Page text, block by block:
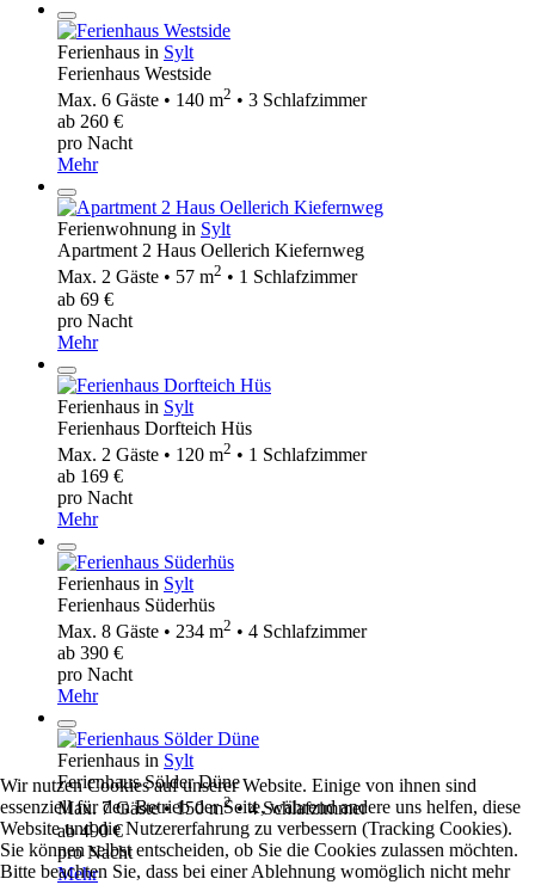
Ferienhaus in Sylt
Ferienhaus Westside
Max. 6 Gäste • 140 m2 • 3 Schlafzimmer
ab 260 €
pro Nacht
Mehr
Ferienwohnung in Sylt
Apartment 2 Haus Oellerich Kiefernweg
Max. 2 Gäste • 57 m2 • 1 Schlafzimmer
ab 69 €
pro Nacht
Mehr
Ferienhaus in Sylt
Ferienhaus Dorfteich Hüs
Max. 2 Gäste • 120 m2 • 1 Schlafzimmer
ab 169 €
pro Nacht
Mehr
Ferienhaus in Sylt
Ferienhaus Süderhüs
Max. 8 Gäste • 234 m2 • 4 Schlafzimmer
ab 390 €
pro Nacht
Mehr
Ferienhaus in Sylt
Ferienhaus Sölder Düne
Max. 7 Gäste • 150 m2• 4 Schlafzimmer
ab 490 €
pro Nacht
Mehr
Wir nutzen Cookies auf unserer Website. Einige von ihnen sind
essenziell für den Betrieb der Seite, während andere uns helfen, diese
Website und die Nutzererfahrung zu verbessern (Tracking Cookies).
Sie können selbst entscheiden, ob Sie die Cookies zulassen möchten.
Bitte beachten Sie, dass bei einer Ablehnung womöglich nicht mehr